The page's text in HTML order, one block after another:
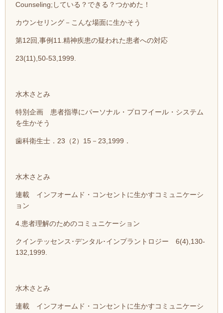
Counseling;している？できる？つかめた！
カウンセリング－こんな場面に生かそう
第12回,事例11.精神疾患の疑われた患者への対応
23(11),50-53,1999.
水木さとみ
特別企画 患者指導にパーソナル・プロフイール・システム
を生かそう
歯科衛生士．23（2）15－23,1999．
水木さとみ
連載 インフオームド・コンセントに生かすコミュニケーシ
ョン
4.患者理解のためのコミュニケーション
クインテッセンス･デンタル･インプラントロジー 6(4),130-
132,1999.
水木さとみ
連載 インフオームド・コンセントに生かすコミュニケーシ